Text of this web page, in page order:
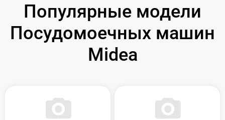
Популярные модели
Посудомоечных машин
Midea